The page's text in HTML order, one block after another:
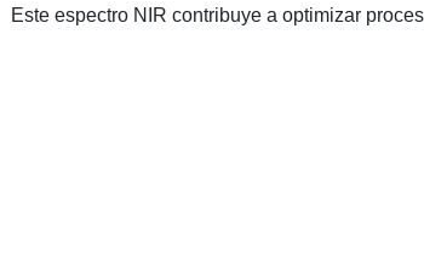
Este espectro NIR contribuye a optimizar